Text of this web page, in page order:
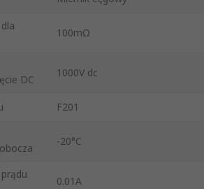
100mΩ
DC
1000V dc
F201
-20°C
0.01A